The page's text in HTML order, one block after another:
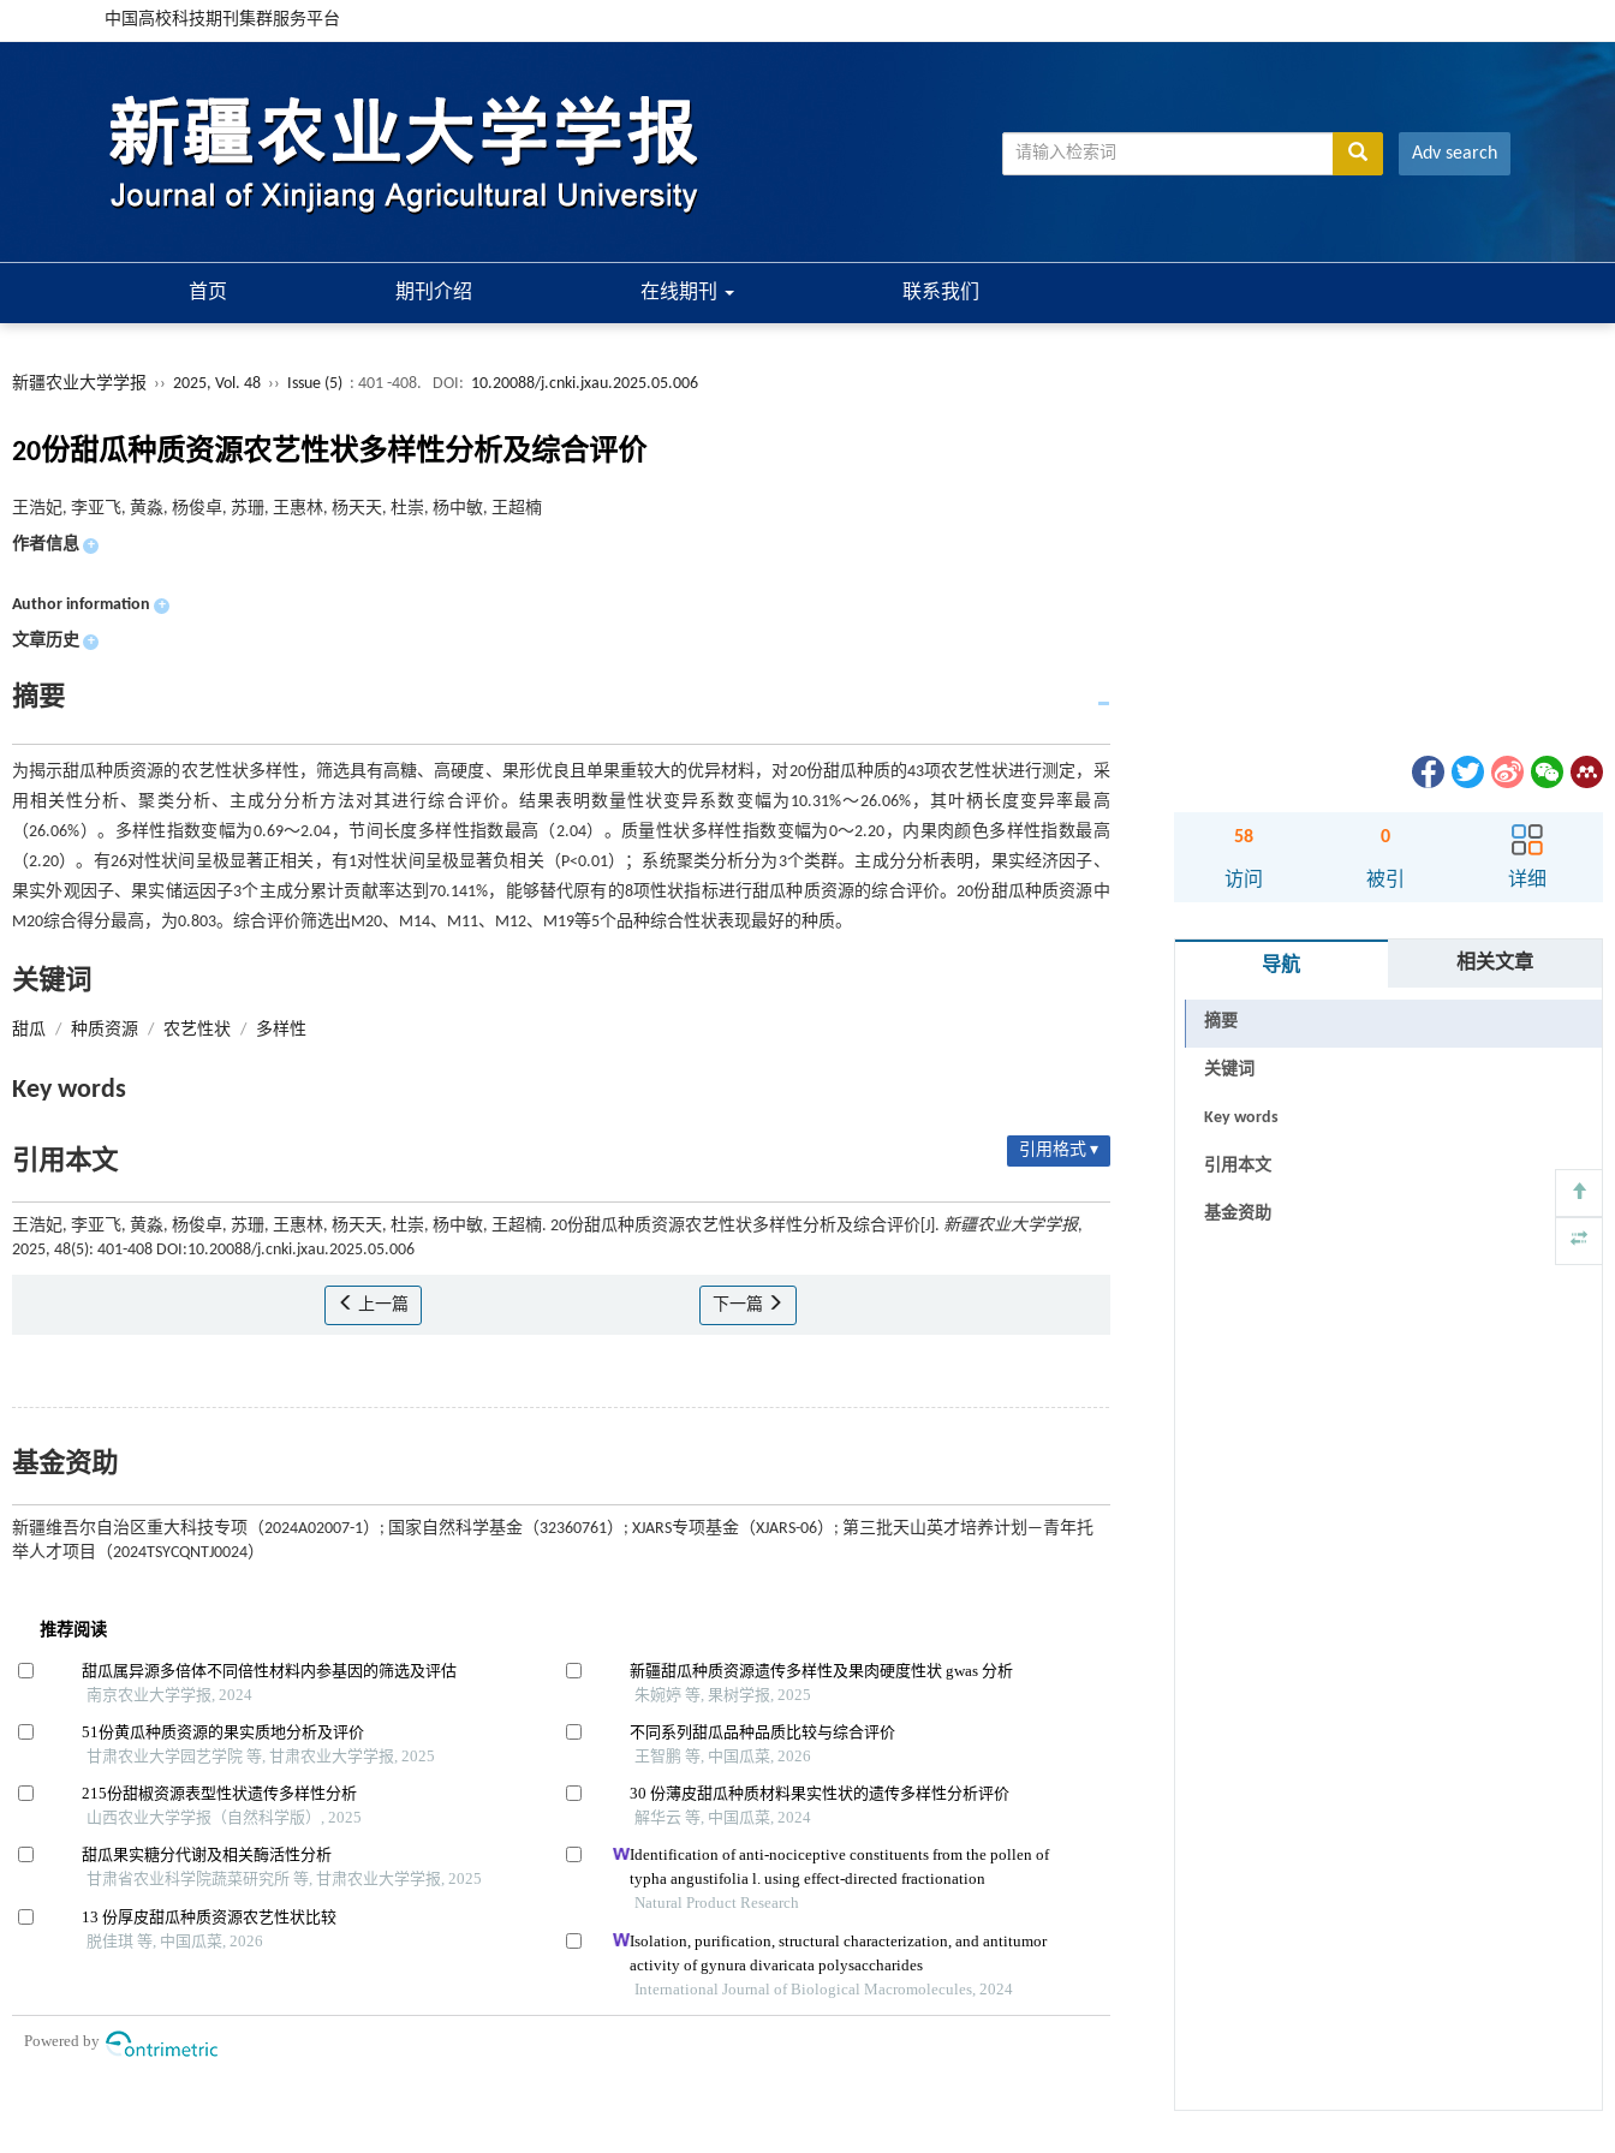
中国高校科技期刊集群服务平台
Adv search
首页 期刊介绍 在线期刊 联系我们
新疆农业大学学报 ›› 2025, Vol. 48 ›› Issue (5) : 401 -408. DOI: 10.20088/j.cnki.jxau.2025.05.006
20份甜瓜种质资源农艺性状多样性分析及综合评价
王浩妃, 李亚飞, 黄淼, 杨俊卓, 苏珊, 王惠林, 杨天天, 杜崇, 杨中敏, 王超楠
作者信息 +
Author information +
文章历史 +
摘要
为揭示甜瓜种质资源的农艺性状多样性，筛选具有高糖、高硬度、果形优良且单果重较大的优异材料，对20份甜瓜种质的43项农艺性状进行测定，采
用相关性分析、聚类分析、主成分分析方法对其进行综合评价。结果表明数量性状变异系数变幅为10.31%～26.06%，其叶柄长度变异率最高
（26.06%）。多样性指数变幅为0.69～2.04，节间长度多样性指数最高（2.04）。质量性状多样性指数变幅为0～2.20，内果肉颜色多样性指数最高
（2.20）。有26对性状间呈极显著正相关，有1对性状间呈极显著负相关（P<0.01）；系统聚类分析分为3个类群。主成分分析表明，果实经济因子、
果实外观因子、果实储运因子3个主成分累计贡献率达到70.141%，能够替代原有的8项性状指标进行甜瓜种质资源的综合评价。20份甜瓜种质资源中
M20综合得分最高，为0.803。综合评价筛选出M20、M14、M11、M12、M19等5个品种综合性状表现最好的种质。
关键词
甜瓜 / 种质资源 / 农艺性状 / 多样性
Key words
引用本文 引用格式 ▾
王浩妃, 李亚飞, 黄淼, 杨俊卓, 苏珊, 王惠林, 杨天天, 杜崇, 杨中敏, 王超楠. 20份甜瓜种质资源农艺性状多样性分析及综合评价[J]. 新疆农业大学学报,
2025, 48(5): 401-408 DOI:10.20088/j.cnki.jxau.2025.05.006
上一篇 下一篇
基金资助
新疆维吾尔自治区重大科技专项（2024A02007-1）; 国家自然科学基金（32360761）; XJARS专项基金（XJARS-06）; 第三批天山英才培养计划—青年托
举人才项目（2024TSYCQNTJ0024）
58
访问
0
被引 详细
导航 相关文章
摘要
关键词
Key words
引用本文
基金资助